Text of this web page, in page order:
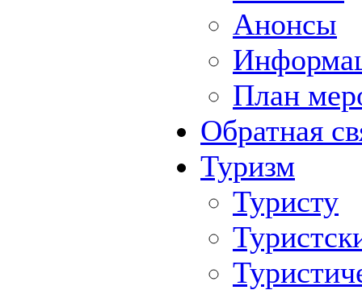
Анонсы
План
Обратная
Туризм
Туристу